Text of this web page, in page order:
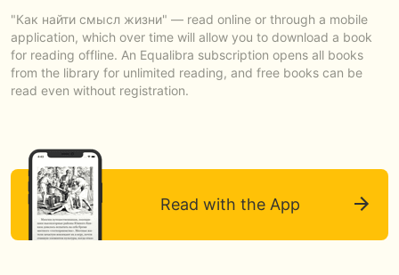
"Как найти смысл жизни" — read online or through a mobile
application, which over time will allow you to download a book
for reading offline. An Equalibra subscription opens all books
from the library for unlimited reading, and free books can be
read even without registration.
Read with the App